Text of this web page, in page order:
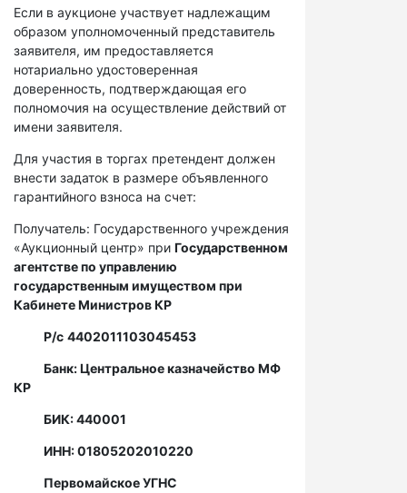
Если в аукционе участвует надлежащим
образом уполномоченный представитель
заявителя, им предоставляется
нотариально удостоверенная
доверенность, подтверждающая его
полномочия на осуществление действий от
имени заявителя.
Для участия в торгах претендент должен
внести задаток в размере объявленного
гарантийного взноса на счет:
Получатель: Государственного учреждения
«Аукционный центр» при Государственном
агентстве по управлению
государственным имуществом при
Кабинете Министров КР
Р/с 4402011103045453
Банк: Центральное казначейство МФ
КР
БИК: 440001
ИНН: 01805202010220
Первомайское УГНС